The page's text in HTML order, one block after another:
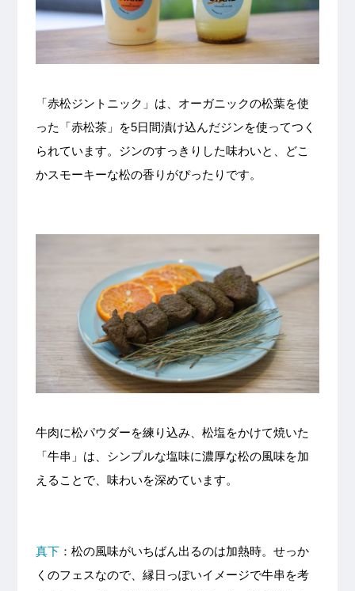
「赤松ジントニック」は、オーガニックの松葉を使
った「赤松茶」を5日間漬け込んだジンを使ってつく
られています。ジンのすっきりした味わいと、どこ
かスモーキーな松の香りがぴったりです。
牛肉に松パウダーを練り込み、松塩をかけて焼いた
「牛串」は、シンプルな塩味に濃厚な松の風味を加
えることで、味わいを深めています。
真下：松の風味がいちばん出るのは加熱時。せっか
くのフェスなので、縁日っぽいイメージで牛串を考